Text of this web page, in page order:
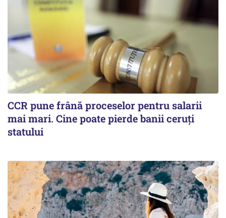
CCR pune frână proceselor pentru salarii
mai mari. Cine poate pierde banii ceruți
statului